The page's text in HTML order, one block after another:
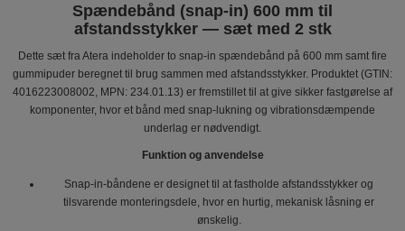
Spændebånd (snap-in) 600 mm til
afstandsstykker — sæt med 2 stk
Dette sæt fra Atera indeholder to snap-in spændebånd på 600 mm samt fire
gummipuder beregnet til brug sammen med afstandsstykker. Produktet (GTIN:
4016223008002, MPN: 234.01.13) er fremstillet til at give sikker fastgørelse af
komponenter, hvor et bånd med snap-lukning og vibrationsdæmpende
underlag er nødvendigt.
Funktion og anvendelse
Snap-in-båndene er designet til at fastholde afstandsstykker og
tilsvarende monteringsdele, hvor en hurtig, mekanisk låsning er
ønskelig.